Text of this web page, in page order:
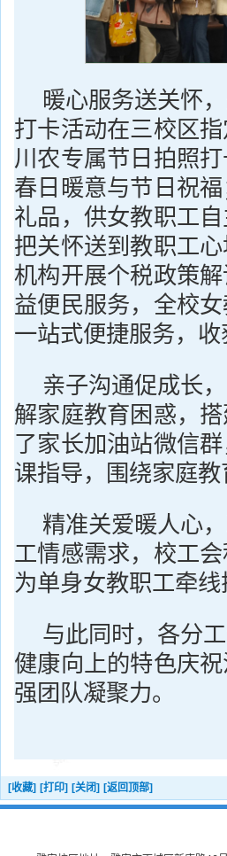
暖心服务送关怀
打卡活动在三校区
川农专属节日拍照
春日暖意与节日祝
礼品，供女教职工
把关怀送到教职工
机构开展个税政策
益便民服务，全校
一站式便捷服务，收
亲子沟通促成长
解家庭教育困惑，
了家长加油站微信
课指导，围绕家庭
精准关爱暖人心
工情感需求，校工
为单身女教职工牵
与此同时，各分
健康向上的特色庆
强团队凝聚力。
[收藏] [打印] [关闭] [返回顶部]